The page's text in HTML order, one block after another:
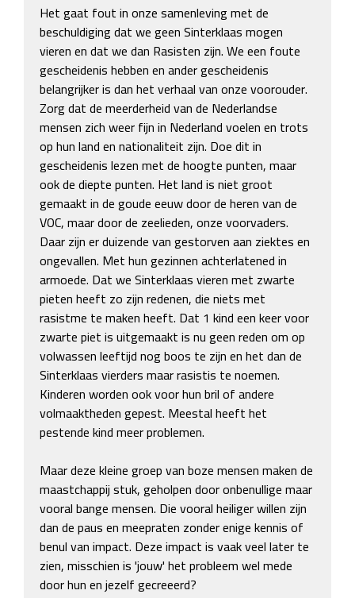
Het gaat fout in onze samenleving met de
beschuldiging dat we geen Sinterklaas mogen
vieren en dat we dan Rasisten zijn. We een foute
gescheidenis hebben en ander gescheidenis
belangrijker is dan het verhaal van onze voorouder.
Zorg dat de meerderheid van de Nederlandse
mensen zich weer fijn in Nederland voelen en trots
op hun land en nationaliteit zijn. Doe dit in
gescheidenis lezen met de hoogte punten, maar
ook de diepte punten. Het land is niet groot
gemaakt in de goude eeuw door de heren van de
VOC, maar door de zeelieden, onze voorvaders.
Daar zijn er duizende van gestorven aan ziektes en
ongevallen. Met hun gezinnen achterlatened in
armoede. Dat we Sinterklaas vieren met zwarte
pieten heeft zo zijn redenen, die niets met
rasistme te maken heeft. Dat 1 kind een keer voor
zwarte piet is uitgemaakt is nu geen reden om op
volwassen leeftijd nog boos te zijn en het dan de
Sinterklaas vierders maar rasistis te noemen.
Kinderen worden ook voor hun bril of andere
volmaaktheden gepest. Meestal heeft het
pestende kind meer problemen.
Maar deze kleine groep van boze mensen maken de
maastchappij stuk, geholpen door onbenullige maar
vooral bange mensen. Die vooral heiliger willen zijn
dan de paus en meepraten zonder enige kennis of
benul van impact. Deze impact is vaak veel later te
zien, misschien is 'jouw' het probleem wel mede
door hun en jezelf gecreeerd?